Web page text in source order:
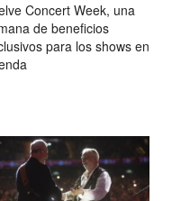
Concert Week, una
de beneficios
para los shows en